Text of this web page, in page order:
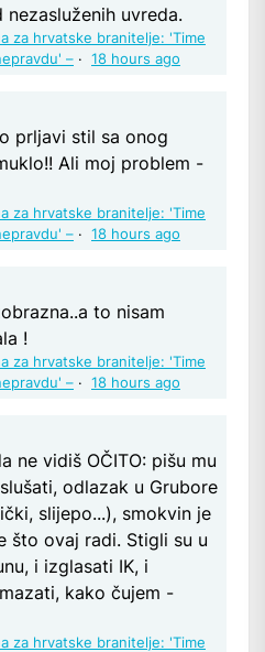
uvreda.
za hrvatske branitelje: 'Time
– · 18 hours ago
prljavi stil sa onog
Ali moj problem -
za hrvatske branitelje: 'Time
– · 18 hours ago
to nisam
!
za hrvatske branitelje: 'Time
– · 18 hours ago
ne vidiš OČITO: pišu mu
odlazak u Grubore
slijepo...), smokvin je
što ovaj radi. Stigli su u
i izglasati IK, i
kako čujem -
za hrvatske branitelje: 'Time